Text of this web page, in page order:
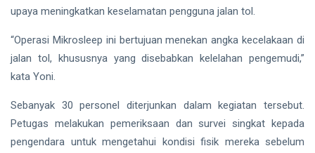
upaya meningkatkan keselamatan pengguna jalan tol.
“Operasi Mikrosleep ini bertujuan menekan angka kecelakaan di
jalan tol, khususnya yang disebabkan kelelahan pengemudi,”
kata Yoni.
Sebanyak 30 personel diterjunkan dalam kegiatan tersebut.
Petugas melakukan pemeriksaan dan survei singkat kepada
pengendara untuk mengetahui kondisi fisik mereka sebelum